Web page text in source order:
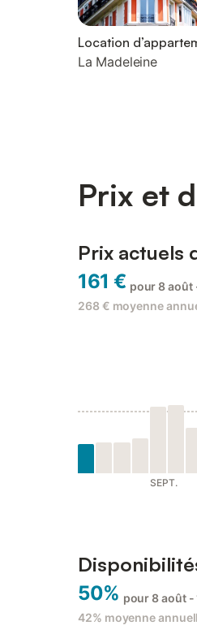
Location
La Madeleine
Prix et
Prix actuels
161 € pour 8 août
268 € moyenne
SEPT.
50% pour 8 août -
42% moyenne